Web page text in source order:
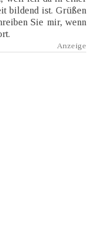
bildend ist. Grüßen
Sie mir, wenn